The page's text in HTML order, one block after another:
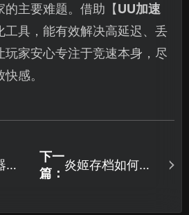
的主要难题。借助【UU加速
工具，能有效解决高延迟、丢
玩家安心专注于竞速本身，尽
感。
加
下一
篇：
炎姬存档如何备